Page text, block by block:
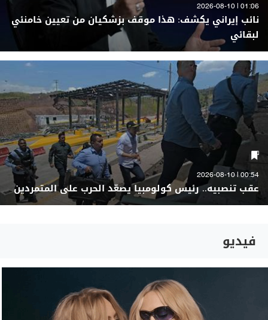
01:06 | 2026-08-10
نائب إيراني يكشف: هذا موقف بزشكيان من تعيين خامنئي
لبقائي
00:54 | 2026-08-10
عقب تنصبيه.. رئيس كولومبيا يصعّد الحرب على المتمردين
فيديو